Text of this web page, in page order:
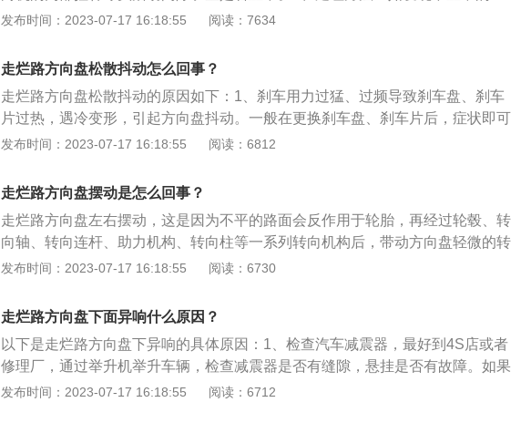
话，更换拉杆球头即可，不必更换方向机。但如果方向机内部齿轮齿条旷量较大
底盘异响，首先检查汽车减震器，根据声音的位置，判断是哪个位置，汽车停在
平地时，车与地面距离过小，不利于检查故障，最好到维修机构，通过举升机举
升车辆，检查减震器是否有缝隙，悬挂是否有故障。
发布时间：2023-07-17 16:18:55 阅读：7634
走烂路方向盘松散抖动怎么回事？
走烂路方向盘松散抖动的原因如下：1、刹车用力过猛、过频导致刹车盘、刹车
片过热，遇冷变形，引起方向盘抖动。一般在更换刹车盘、刹车片后，症状即可
得到解决。2、拉杆球头磨损松旷或接头处胶套脱落，还有轮胎因磨损变得不规
松旷、缺油锈死。由于以上部件都在车身下方，保养时最易忽略，因此，在每一
次做保养时，尽量让工作人员在可上油的部位打上黄油。
发布时间：2023-07-17 16:18:55 阅读：6812
走烂路方向盘摆动是怎么回事？
走烂路方向盘左右摆动，这是因为不平的路面会反作用于轮胎，再经过轮毂、转
向轴、转向连杆、助力机构、转向柱等一系列转向机构后，带动方向盘轻微的转
动或抖动。相关资料介绍如下：1、因为路面极度的起伏，所以方向盘会随着轮
手指放在方向盘内侧，或者反握方向盘，以免伤到手指或者手腕。2、汽车在经
过烂路时候，驾驶者应学会根据路面轮胎痕迹来判断路况。一般来说经常有人走
的路，跟着前车过去就行。因为前车已经趟过水，但是如果没有车通过就别莽撞
地直接过去，必须得对路面的质地，软硬程度判断一下，痕迹越新，就说明前车
通过的时间距离现在越短，越有参考价值。
发布时间：2023-07-17 16:18:55 阅读：6730
走烂路方向盘下面异响什么原因？
以下是走烂路方向盘下异响的具体原因：1、检查汽车减震器，最好到4S店或者
修理厂，通过举升机举升车辆，检查减震器是否有缝隙，悬挂是否有故障。如果
减震器漏油，可能是油封垫圈故障，需要更换减震器。一般减震器的使用寿命是
发布时间：2023-07-17 16:18:55 阅读：6712